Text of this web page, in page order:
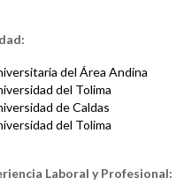
del Área Andina
del Tolima
de Caldas
del Tolima
Laboral y Profesional: